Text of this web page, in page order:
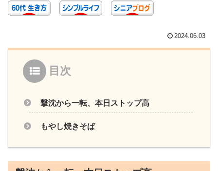
2024.06.03
目次
撃沈から一転、本日ストップ高
もやし焼きそば